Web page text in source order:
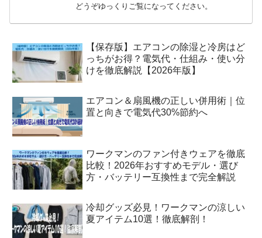
どうぞゆっくりご覧になってください。
【保存版】エアコンの除湿と冷房はど
っちがお得？電気代・仕組み・使い分
けを徹底解説【2026年版】
エアコン＆扇風機の正しい併用術｜位
置と向きで電気代30%節約へ
ワークマンのファン付きウェアを徹底
比較！2026年おすすめモデル・選び
方・バッテリー互換性まで完全解説
冷却グッズ必見！ワークマンの涼しい
夏アイテム10選！徹底解剖！